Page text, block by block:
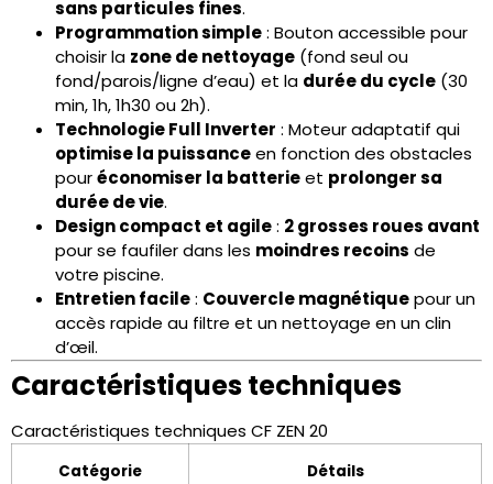
sans particules fines.
Programmation simple: Bouton accessible pour
choisir la zone de nettoyage (fond seul ou
fond/parois/ligne d’eau) et la durée du cycle (30
min, 1h, 1h30 ou 2h).
Technologie Full Inverter : Moteur adaptatif qui
optimise la puissanceen fonction des obstacles
pouréconomiser la batterieet prolonger sa
durée de vie.
Design compact et agile: 2 grosses roues avant
pour se faufiler dans les moindres recoins de
votre piscine.
Entretien facile: Couvercle magnétiquepour un
accès rapide au filtre et un nettoyage en un clin
d’œil.
Caractéristiques techniques
Caractéristiques techniques CF ZEN 20
Catégorie Détails